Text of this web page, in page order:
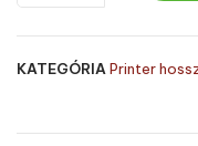
KATEGÓRIA Printer